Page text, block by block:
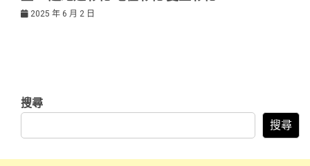
2025 年 6 月 2 日
搜尋
搜尋